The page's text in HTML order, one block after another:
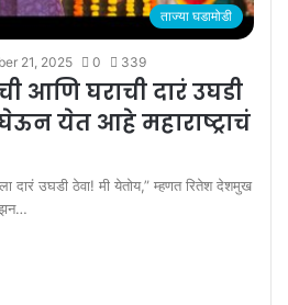
ताज्या घडामोडी
21, 2025 0 339
आणि घराची दारं उघडी
येत आहे महाराष्ट्राचं
दारं उघडी ठेवा! मी येतोय,” म्हणत रितेश देशमुख